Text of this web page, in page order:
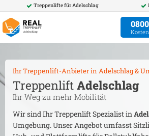
Treppenlifte fürAdelschlag
Ihr Treppenlift-Anbieter in Adelschlag&
Treppenlift Adelschlag
Ihr Weg zu mehr Mobilität
Wir sind Ihr Treppenlift Spezialist in
Umgebung. Unser Angebot umfasst